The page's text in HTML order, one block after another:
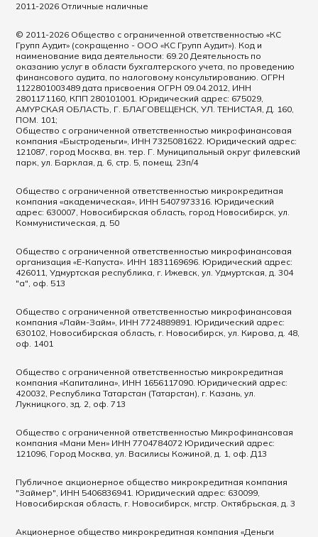
2011-2026 Отличные наличные
© 2011-2026 Общество с ограниченной ответственностью «КС
Групп Аудит» (сокращенно - ООО «КС Групп Аудит»). Код и
наименование вида деятельности: 69.20 Деятельность по
оказанию услуг в области бухгалтерского учета, по проведению
финансового аудита, по налоговому консультированию. ОГРН
1122801003489 дата присвоения ОГРН 09.04.2012, ИНН
2801171160, КПП 280101001. Юридический адрес: 675029,
АМУРСКАЯ ОБЛАСТЬ, Г. БЛАГОВЕЩЕНСК, УЛ. ТЕНИСТАЯ, Д. 160,
ПОМ. 101;
Общество с ограниченной ответственностью микрофинансовая
компания «Быстроденьги», ИНН 7325081622. Юридический адрес:
121087, город Москва, вн. тер. Г. Муниципальный округ филевский
парк, ул. Барклая, д. 6, стр. 5, помещ. 23п/4
Общество с ограниченной ответственностью микрокредитная
компания «академическая», ИНН 5407973316. Юридический
адрес: 630007, Новосибирская область, город Новосибирск, ул.
Коммунистическая, д. 50
Общество с ограниченной ответственностью микрофинансовая
организация «Е-Капуста». ИНН 1831169696. Юридический адрес:
426011, Удмуртская республика, г. Ижевск, ул. Удмуртская, д. 304
"а", оф. 513
Общество с ограниченной ответственностью микрофинансовая
компания «Лайм-Займ», ИНН 7724889891. Юридический адрес:
630102, Новосибирская область, г. Новосибирск, ул. Кирова, д. 48,
оф. 1401
Общество с ограниченной ответственностью микрокредитная
компания «Капиталина», ИНН 1656117090. Юридический адрес:
420032, Республика Татарстан (Татарстан), г. Казань, ул.
Лукницкого, зд. 2, оф. 713
Общество с ограниченной ответственностью Микрофинансовая
компания «Мани Мен» ИНН 7704784072 Юридический адрес:
121096, Город Москва, ул. Василисы Кожиной, д. 1, оф. Д13
Публичное акционерное общество микрокредитная компания
"Займер", ИНН 5406836941. Юридический адрес: 630099,
Новосибирская область, г. Новосибирск, мгстр. Октябрьская, д. 3
Акционерное общество микрокредитная компания «Деньги